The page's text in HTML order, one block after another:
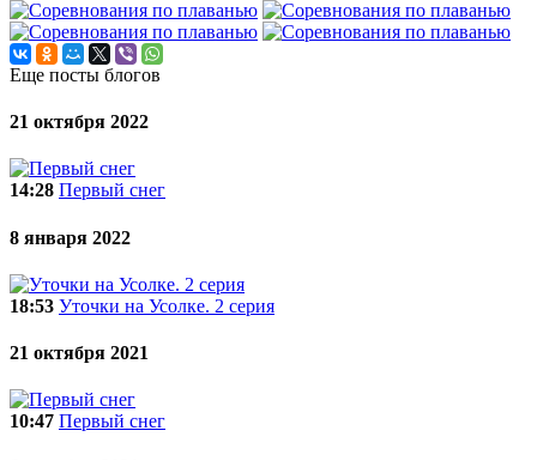
Еще посты блогов
21 октября 2022
14:28 Первый снег
8 января 2022
18:53 Уточки на Усолке. 2 серия
21 октября 2021
10:47 Первый снег